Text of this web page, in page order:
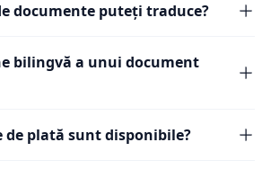
documente puteți traduce?
bilingvă a unui document
de plată sunt disponibile?